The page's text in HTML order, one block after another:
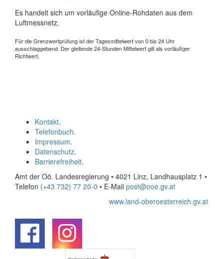
Es handelt sich um vorläufige Online-Rohdaten aus dem
Luftmessnetz.
Für die Grenzwertprüfung ist der Tagesmittelwert von 0 bis 24 Uhr
ausschlaggebend. Der gleitende 24-Stunden Mittelwert gilt als vorläufiger
Richtwert.
Kontakt.
Telefonbuch.
Impressum.
Datenschutz.
Barrierefreiheit.
Amt der Oö. Landesregierung • 4021 Linz, Landhausplatz 1 •
Telefon (+43 732) 77 20-0 • E-Mail post@ooe.gv.at
www.land-oberoesterreich.gv.at